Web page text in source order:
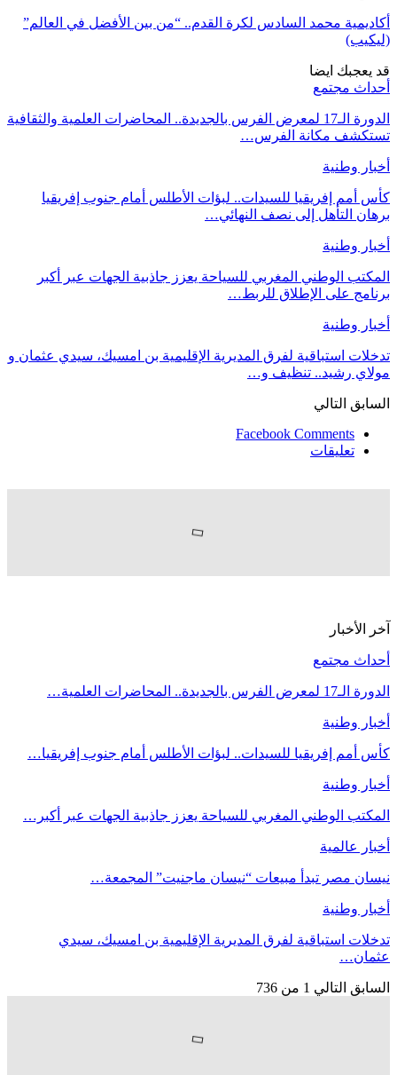
أكاديمية محمد السادس لكرة القدم.. “من بين الأفضل في العالم”
(ليكيب)
قد يعجبك ايضا
أحداث مجتمع
الدورة الـ17 لمعرض الفرس بالجديدة.. المحاضرات العلمية والثقافية
تستكشف مكانة الفرس…
أخبار وطنية
كأس أمم إفريقيا للسيدات.. لبؤات الأطلس أمام جنوب إفريقيا
برهان التأهل إلى نصف النهائي…
أخبار وطنية
المكتب الوطني المغربي للسياحة يعزز جاذبية الجهات عبر أكبر
برنامج على الإطلاق للربط…
أخبار وطنية
تدخلات استباقية لفرق المديرية الإقليمية بن امسيك، سيدي عثمان و
مولاي رشيد.. تنظيف و…
السابق التالي
Facebook Comments
تعليقات
آخر الأخبار
أحداث مجتمع
الدورة الـ17 لمعرض الفرس بالجديدة.. المحاضرات العلمية…
أخبار وطنية
كأس أمم إفريقيا للسيدات.. لبؤات الأطلس أمام جنوب إفريقيا…
أخبار وطنية
المكتب الوطني المغربي للسياحة يعزز جاذبية الجهات عبر أكبر…
أخبار عالمية
نيسان مصر تبدأ مبيعات “نيسان ماجنيت” المجمعة…
أخبار وطنية
تدخلات استباقية لفرق المديرية الإقليمية بن امسيك، سيدي
عثمان…
السابق التالي 1 من 736